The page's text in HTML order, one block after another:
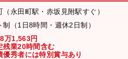
（永田町駅・赤坂見附駅すぐ）
制（1日8時間・週休2日制）
万1,563円
業20時間含む
秀者には特別賞与あり